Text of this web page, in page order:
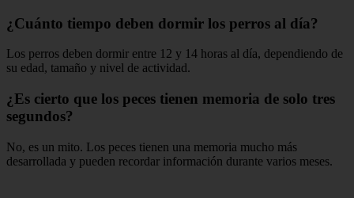
¿Cuánto tiempo deben dormir los perros al día?
Los perros deben dormir entre 12 y 14 horas al día, dependiendo de
su edad, tamaño y nivel de actividad.
¿Es cierto que los peces tienen memoria de solo tres
segundos?
No, es un mito. Los peces tienen una memoria mucho más
desarrollada y pueden recordar información durante varios meses.